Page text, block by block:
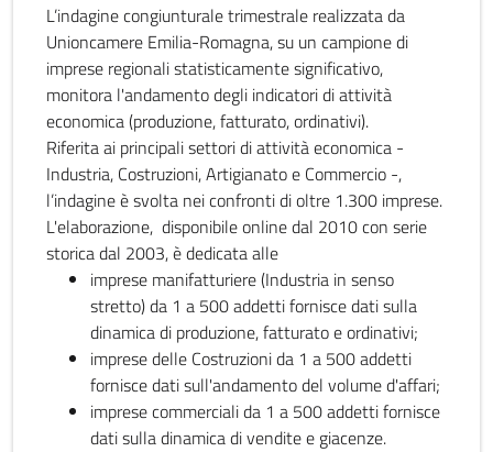
L’indagine congiunturale trimestrale realizzata da
Unioncamere Emilia-Romagna, su un campione di
imprese regionali statisticamente significativo,
monitora l'andamento degli indicatori di attività
economica (produzione, fatturato, ordinativi).
Riferita ai principali settori di attività economica -
Industria, Costruzioni, Artigianato e Commercio -,
l’indagine è svolta nei confronti di oltre 1.300 imprese.
L'elaborazione, disponibile online dal 2010 con serie
storica dal 2003, è dedicata alle
imprese manifatturiere (Industria in senso
stretto) da 1 a 500 addetti fornisce dati sulla
dinamica di produzione, fatturato e ordinativi;
imprese delle Costruzioni da 1 a 500 addetti
fornisce dati sull'andamento del volume d'affari;
imprese commerciali da 1 a 500 addetti fornisce
dati sulla dinamica di vendite e giacenze.